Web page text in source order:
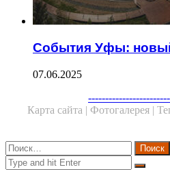
События Уфы:
07.06.2025
Карта сайта | Фотогалерея |
Close
Найти:
Close
Search